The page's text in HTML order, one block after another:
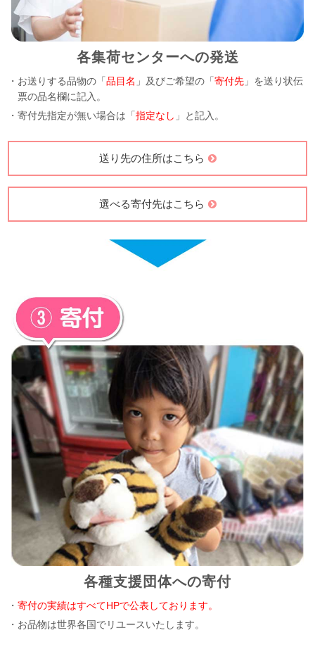
各集荷センターへの発送
・お送りする品物の「品目名」及びご希望の「寄付先」を送り状伝
票の品名欄に記入。
・寄付先指定が無い場合は「指定なし」と記入。
送り先の住所はこちら
選べる寄付先はこちら
各種支援団体への寄付
・寄付の実績はすべてHPで公表しております。
・お品物は世界各国でリユースいたします。